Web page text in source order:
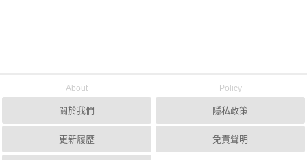
About
關於我們
更新履歷
Policy
隱私政策
免責聲明